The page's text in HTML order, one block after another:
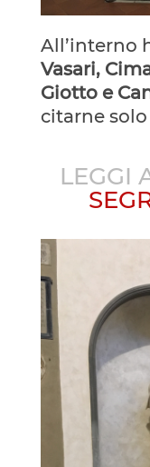
All’interno
Vasari,
Giotto e
citarne
LEGGI